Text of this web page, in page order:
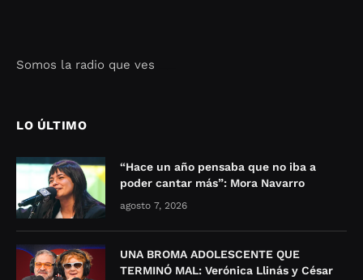
Somos la radio que ves
LO ÚLTIMO
“Hace un año pensaba que no iba a
poder cantar más”: Mora Navarro
agosto 7, 2026
UNA BROMA ADOLESCENTE QUE
TERMINÓ MAL: Verónica Llinás y César